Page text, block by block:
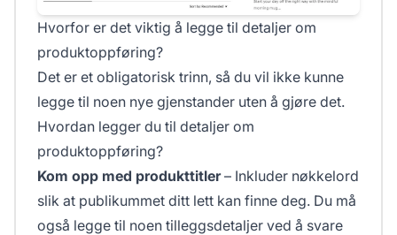
Hvorfor er det viktig å legge til detaljer om
produktoppføring?
Det er et obligatorisk trinn, så du vil ikke kunne
legge til noen nye gjenstander uten å gjøre det.
Hvordan legger du til detaljer om
produktoppføring?
Kom opp med produkttitler– Inkluder nøkkelord
slik at publikummet ditt lett kan finne deg. Du må
også legge til noen tilleggsdetaljer ved å svare